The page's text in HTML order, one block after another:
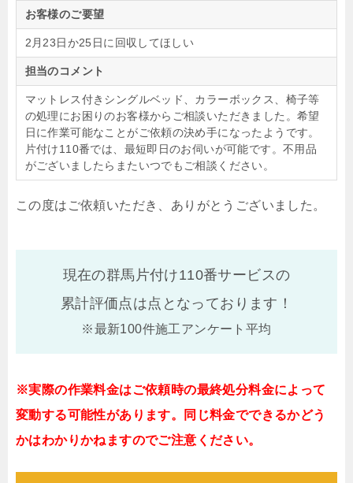
お客様のご要望
2月23日か25日に回収してほしい
担当のコメント
マットレス付きシングルベッド、カラーボックス、椅子等
の処理にお困りのお客様からご相談いただきました。希望
日に作業可能なことがご依頼の決め手になったようです。
片付け110番では、最短即日のお伺いが可能です。不用品
がございましたらまたいつでもご相談ください。
この度はご依頼いただき、ありがとうございました。
現在の群馬片付け110番サービスの
累計評価点は点となっております！
※最新100件施工アンケート平均
※実際の作業料金はご依頼時の最終処分料金によって
変動する可能性があります。同じ料金でできるかどう
かはわかりかねますのでご注意ください。